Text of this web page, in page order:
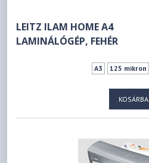
LEITZ ILAM HOME A4
LAMINÁLÓGÉP, FEHÉR
A3 125 mikron
KOSÁRBA